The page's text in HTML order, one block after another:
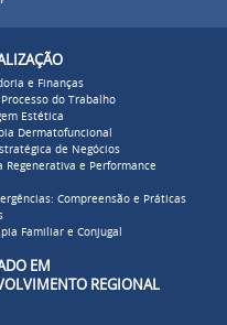
e Finanças
do Trabalho
Estética
Dermatofuncional
de Negócios
Regenerativa e Performance
Compreensão e Práticas
Familiar e Conjugal
EM
REGIONAL